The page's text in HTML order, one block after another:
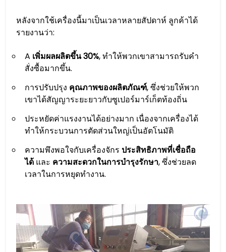
หลังจากใช้เครื่องนี้มาเป็นเวลาหลายสัปดาห์ ลูกค้าได้
รายงานว่า:
A เพิ่มผลผลิตขึ้น 30%, ทำให้พวกเขาสามารถรับคำ
สั่งซื้อมากขึ้น.
การปรับปรุง คุณภาพของผลิตภัณฑ์, ซึ่งช่วยให้พวก
เขาได้สัญญาระยะยาวกับซูเปอร์มาร์เก็ตท้องถิ่น
ประหยัดค่าแรงงานได้อย่างมาก เนื่องจากเครื่องได้
ทำให้กระบวนการตัดส่วนใหญ่เป็นอัตโนมัติ
ความพึงพอใจกับเครื่องจักร ประสิทธิภาพที่เชื่อถือ
ได้ และ ความสะดวกในการบำรุงรักษา, ซึ่งช่วยลด
เวลาในการหยุดทำงาน.